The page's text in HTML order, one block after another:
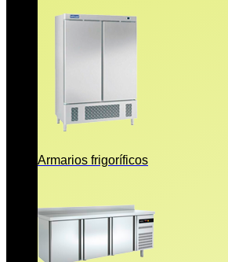
Armarios frigoríficos